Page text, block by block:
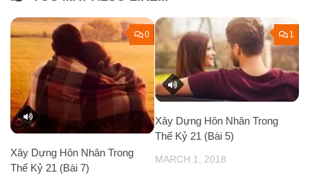
0
Xây Dựng Hôn Nhân Trong
Thế Kỷ 21 (Bài 7)
1
Xây Dựng Hôn Nhân Trong
Thế Kỷ 21 (Bài 5)
MARCH 1, 2018